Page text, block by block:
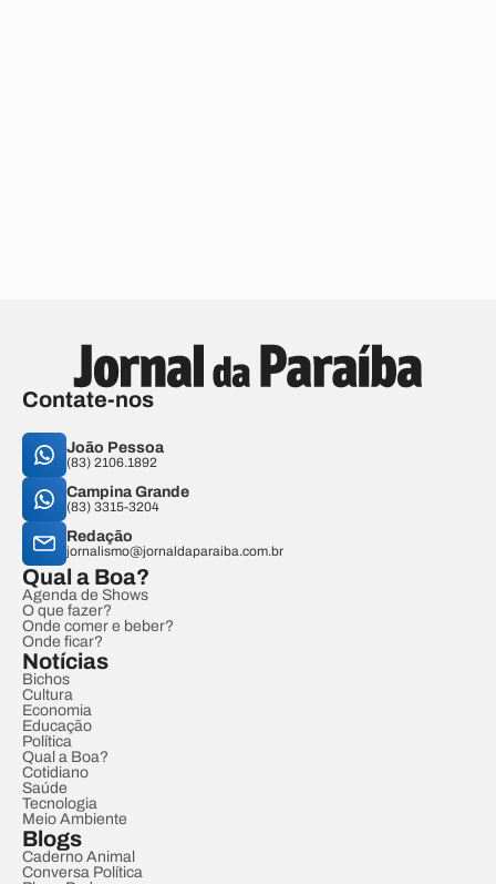
Contate-nos
João Pessoa
(83) 2106.1892
Campina Grande
(83) 3315-3204
Redação
jornalismo@jornaldaparaiba.com.br
Qual a Boa?
Agenda de Shows
O que fazer?
Onde comer e beber?
Onde ficar?
Notícias
Bichos
Cultura
Economia
Educação
Política
Qual a Boa?
Cotidiano
Saúde
Tecnologia
Meio Ambiente
Blogs
Caderno Animal
Conversa Política